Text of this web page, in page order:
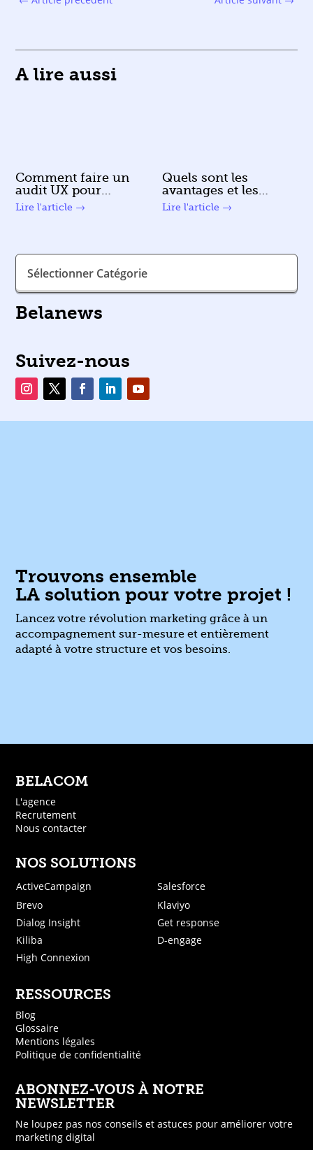
A lire aussi
Comment faire un
audit UX pour
évaluer l’expérience
lire plus
Quels sont les
avantages et les
limites d’un CRM
lire plus
Catégories
Belanews
Suivez-nous
Trouvons ensemble
LA solution pour votre projet !
Lancez votre révolution marketing grâce à un
accompagnement sur-mesure et entièrement
adapté à votre structure et vos besoins.
BELACOM
L'agence
Recrutement
Nous contacter
NOS SOLUTIONS
ActiveCampaign
Salesforce
Brevo
Klaviyo
Dialog Insight
Get response
Kiliba
D-engage
High Connexion
RESSOURCES
Blog
Glossaire
Mentions légales
Politique de confidentialité
ABONNEZ-VOUS À NOTRE
NEWSLETTER
Ne loupez pas nos conseils et astuces pour améliorer votre
marketing digital